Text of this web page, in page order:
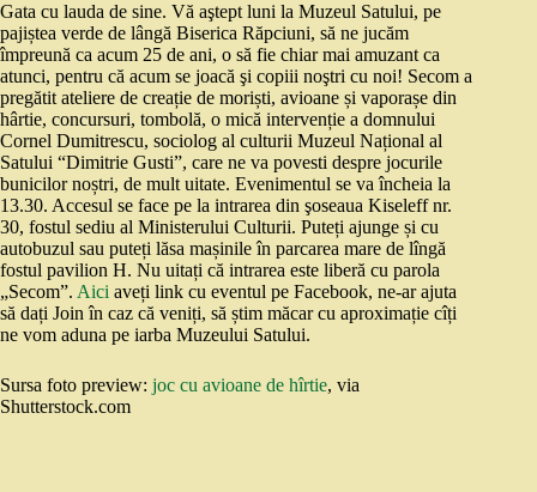
Gata cu lauda de sine. Vă aştept luni la Muzeul Satului, pe
pajiștea verde de lângă Biserica Răpciuni, să ne jucăm
împreună ca acum 25 de ani, o să fie chiar mai amuzant ca
atunci, pentru că acum se joacă şi copiii noştri cu noi! Secom a
pregătit ateliere de creație de moriști, avioane și vaporașe din
hârtie, concursuri, tombolă, o mică intervenție a domnului
Cornel Dumitrescu, sociolog al culturii Muzeul Național al
Satului “Dimitrie Gusti”, care ne va povesti despre jocurile
bunicilor noștri, de mult uitate. Evenimentul se va încheia la
13.30. Accesul se face pe la intrarea din şoseaua Kiseleff nr.
30, fostul sediu al Ministerului Culturii. Puteți ajunge și cu
autobuzul sau puteți lăsa mașinile în parcarea mare de lîngă
fostul pavilion H. Nu uitați că intrarea este liberă cu parola
„Secom”. Aici aveți link cu eventul pe Facebook, ne-ar ajuta
să dați Join în caz că veniți, să știm măcar cu aproximație cîți
ne vom aduna pe iarba Muzeului Satului.
Sursa foto preview: joc cu avioane de hîrtie, via
Shutterstock.com